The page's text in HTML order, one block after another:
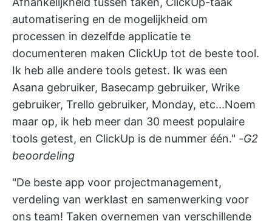
automatisering en de mogelijkheid om
processen in dezelfde applicatie te
documenteren maken ClickUp tot de beste tool.
Ik heb alle andere tools getest. Ik was een
Asana gebruiker, Basecamp gebruiker, Wrike
gebruiker, Trello gebruiker, Monday, etc...Noem
maar op, ik heb meer dan 30 meest populaire
tools getest, en ClickUp is de nummer één." -G2
beoordeling
"De beste app voor projectmanagement,
verdeling van werklast en samenwerking voor
ons team! Taken overnemen van verschillende